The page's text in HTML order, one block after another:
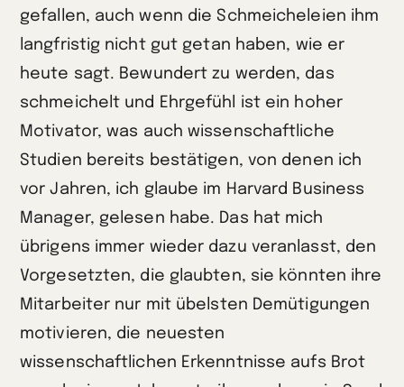
gefallen, auch wenn die Schmeicheleien ihm
langfristig nicht gut getan haben, wie er
heute sagt. Bewundert zu werden, das
schmeichelt und Ehrgefühl ist ein hoher
Motivator, was auch wissenschaftliche
Studien bereits bestätigen, von denen ich
vor Jahren, ich glaube im Harvard Business
Manager, gelesen habe. Das hat mich
übrigens immer wieder dazu veranlasst, den
Vorgesetzten, die glaubten, sie könnten ihre
Mitarbeiter nur mit übelsten Demütigungen
motivieren, die neuesten
wissenschaftlichen Erkenntnisse aufs Brot